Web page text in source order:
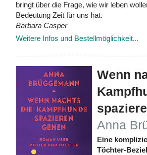
bringt über die Frage, wie wir leben
Bedeutung Zeit für uns hat.
Barbara Casper
Weitere Infos und Bestellmöglichkeit...
Wenn
Anna
Eine
Töchter-